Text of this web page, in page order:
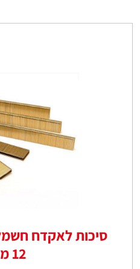
12 מ"מ